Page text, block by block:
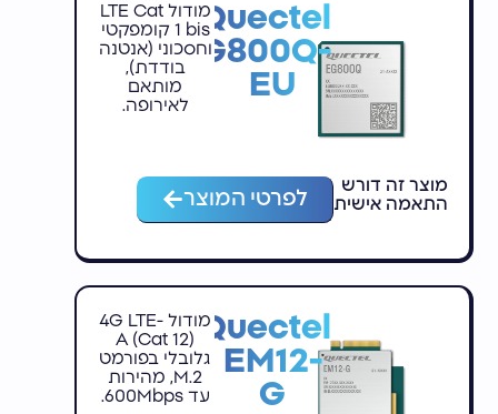
Quectel
EG800Q-
EU
מודול LTE Cat
1 bis קומפקטי
וחסכוני (אנטנה
בודדת),
מותאם
לאירופה.
מוצר זה דורש
התאמה אישית
לפרטי המוצר
Quectel
EM12-
G
מודול 4G LTE-
A (Cat 12)
גלובלי בפורמט
M.2, מהירות
עד 600Mbps.